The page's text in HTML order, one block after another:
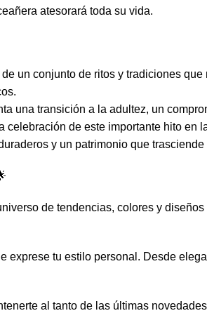
atesorará toda su vida.
un conjunto de ritos y tradiciones
una transición a la adultez, un
celebración de este importante hito en
y un patrimonio que
de tendencias, colores y
exprese tu estilo personal. Desde
al tanto de las últimas